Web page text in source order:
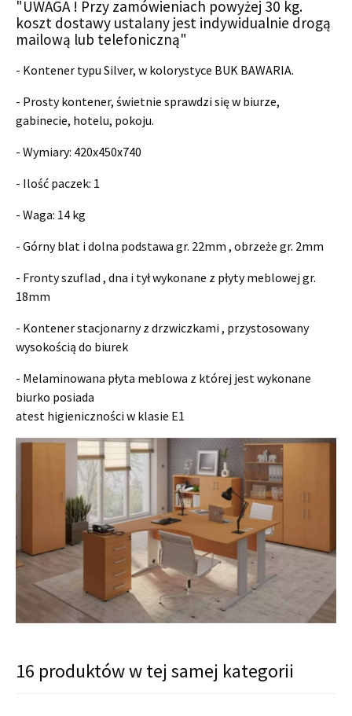
"UWAGA ! Przy zamówieniach powyżej 30 kg.
koszt dostawy ustalany jest indywidualnie drogą
mailową lub telefoniczną"
- Kontener typu Silver, w kolorystyce BUK BAWARIA.
- Prosty kontener, świetnie sprawdzi się w biurze,
gabinecie, hotelu, pokoju.
- Wymiary: 420x450x740
- Ilość paczek: 1
- Waga: 14 kg
- Górny blat i dolna podstawa gr. 22mm , obrzeże gr. 2mm
- Fronty szuflad , dna i tył wykonane z płyty meblowej gr.
18mm
- Kontener stacjonarny z drzwiczkami , przystosowany
wysokością do biurek
- Melaminowana płyta meblowa z której jest wykonane
biurko posiada
atest higieniczności w klasie E1
16 produktów w tej samej kategorii